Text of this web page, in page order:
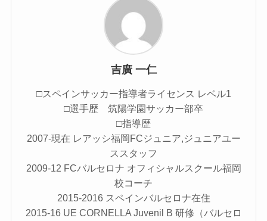
吉廣 一仁
□スペインサッカー指導者ライセンス レベル1
□選手歴 筑陽学園サッカー部卒
□指導歴
2007-現在 レアッシ福岡FCジュニア,ジュニアユー
ススタッフ
2009-12 FCバルセロナ オフィシャルスクール福岡
校コーチ
2015-2016 スペインバルセロナ在住
2015-16 UE CORNELLA Juvenil B 研修（バルセロ